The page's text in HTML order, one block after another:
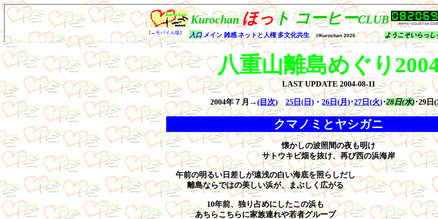
八重山離島めぐり
LAST UPDATE2004-08-11
2004年７月→(目次) 25日(日) ・26日(月)･27日(火)･28日(水)･29日
クマノミとヤシガニ
懐かしの波照間の夜も明け
サトウキビ畑を抜け、再び西の浜海岸
午前の明るい日差しが遠浅の白い海底を照らしだし
離島ならではの美しい浜が、まぶしく広がる
10年前、独り占めにしたこの浜も
あちらこちらに家族連れや若者グループ